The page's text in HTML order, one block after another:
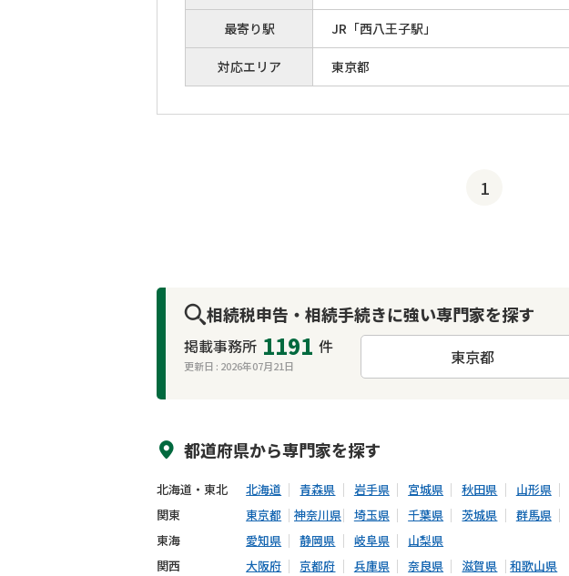
最寄り駅 JR「西八王子駅」
対応エリア 東京都
1
相続税申告・相続手続きに強い専門家を探す
掲載事務所 1191 件
更新日 : 2026年07月21日 東京都
都道府県から専門家を探す
北海道・東北 北海道 青森県 岩手県 宮城県 秋田県 山形県
関東
東京都 神奈川県 埼玉県 千葉県 茨城県 群馬県
東海
愛知県 静岡県 岐阜県
山梨県
関西
大阪府 京都府 兵庫県 奈良県 滋賀県 和歌山県